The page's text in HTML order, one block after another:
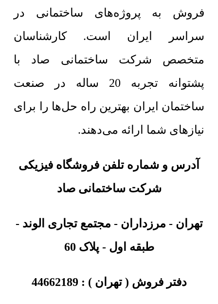
فروش به پروژه‌های ساختمانی در
سراسر ایران است. کارشناسان
متخصص شرکت ساختمانی صاد با
پشتوانه تجربه 20 ساله در صنعت
ساختمان ایران بهترین راه حل‌ها را برای
نیازهای شما ارائه می‌دهند.
آدرس و شماره تلفن فروشگاه فیزیکی
شرکت ساختمانی صاد
تهران - مرزداران - مجتمع تجاری الوند -
طبقه اول - پلاک 60
دفتر فروش ( تهران ) :44662189